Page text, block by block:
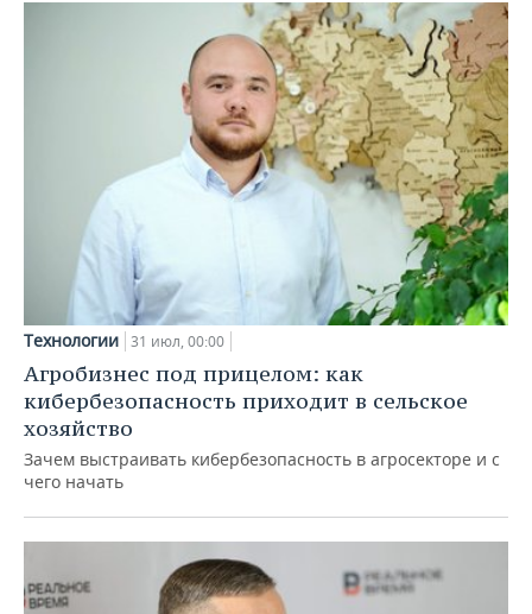
Технологии 31 июл, 00:00
Агробизнес под прицелом: как
кибербезопасность приходит в сельское
хозяйство
Зачем выстраивать кибербезопасность в агросекторе и с
чего начать